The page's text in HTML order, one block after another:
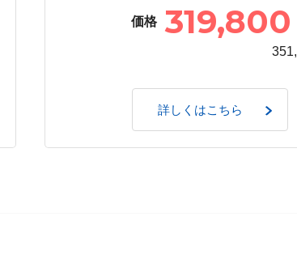
価格 319,800
詳しくはこちら